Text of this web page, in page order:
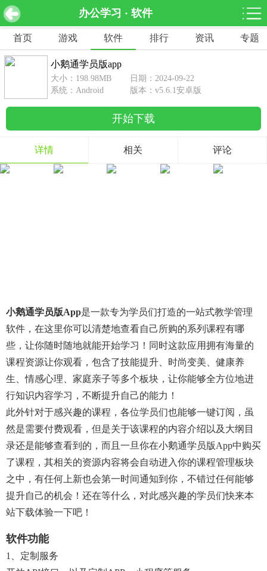
办公学习 · 软件
网游分类 软件分类
休闲益智
462款游戏
赛车竞速
122款游戏
1642款游戏
动作射击
351款游戏
69款游戏
经营养成
冒险解谜
首页 游戏 软件 排行 资讯 专题
小鹅通学员版app v5.6.1安卓版 下载
小鹅通学员版app
大小：198.98MB
日期：2024-09-22
系统：Android
版本：v5.6.1安卓版
开始下载
详情 相关 评论
小鹅通学员版app是一款专为学员们打造的一站式教学管理
软件，在这里你可以清楚地查看自己所购的系列课程有哪
些，让你随时随地就能开始学习！同时这款应用拥有海量的
课程资源让你观看，包含了技能提升、时尚变美、健康养
生、情感心理、家庭亲子等多个板块，让你能够全方位地进
行知识内容学习，不断提升自己的能力！
此外针对于感兴趣的课程，各位学员们也能够一键订阅，虽
然是需要付费观看，但是关于该课程的内容介绍以及大纲目
录还是能够查看到的，而且一旦你在小鹅通学员版app中购买
了课程，其相关的资源内容将会自动进入你的课程管理板块
之中，有任何上新也会第一时间通知到你，不错过任何能够
提升自己的机会！还在等什么，对此感兴趣的学员们快来本
站下载体验一下吧！
软件功能
1、定制服务